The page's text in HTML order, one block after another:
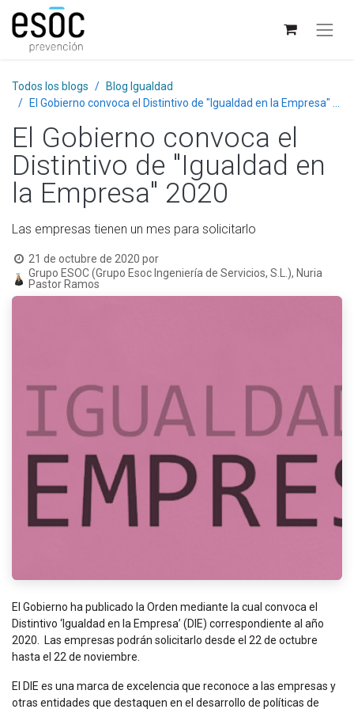
Todos los blogs
Blog Igualdad
El Gobierno convoca el Distintivo de "Igualdad en la Empresa" 2020
El Gobierno convoca el
Distintivo de "Igualdad en
la Empresa" 2020
Las empresas tienen un mes para solicitarlo
21 de octubre de 2020 por
Grupo ESOC (Grupo Esoc Ingeniería de Servicios, S.L.), Nuria
Pastor Ramos
El Gobierno ha publicado la Orden mediante la cual convoca el
Distintivo ‘Igualdad en la Empresa’ (DIE) correspondiente al año
2020. Las empresas podrán solicitarlo desde el 22 de octubre
hasta el 22 de noviembre.
El DIE es una marca de excelencia que reconoce a las empresas y
otras entidades que destaquen en el desarrollo de políticas de